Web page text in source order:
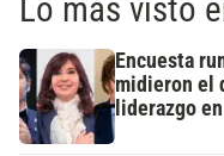
Lo más visto
Encuesta
midieron el
liderazgo